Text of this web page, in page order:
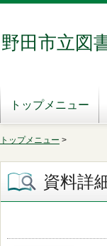
野田市立図
トップメニュー
トップメニュー >
資料詳